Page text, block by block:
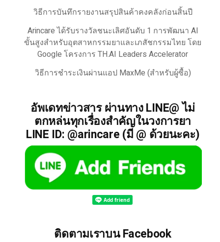
วิธีการบันทึกรายงานสรุปสินค้าคงคลังก่อนสิ้นปี
Arincare ได้รับรางวัลชนะเลิศอันดับ 1 การพัฒนา AI
ขั้นสูงสำหรับอุตสาหกรรมยาและเภสัชกรรมไทย โดย
Google โครงการ TH.AI Leaders Accelerator
วิธีการชำระเงินผ่านแอป MaxMe (สำหรับผู้ซื้อ)
อัพเดทข่าวสาร ผ่านทาง LINE@ ไม่
ตกหล่นทุกเรื่องสำคัญในวงการยา
LINE ID: @arincare (มี @ ด้วยนะคะ)
ติดตามเราบน Facebook